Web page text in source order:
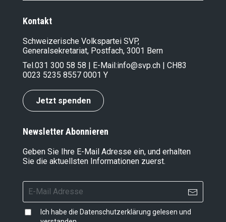
Kontakt
Schweizerische Volkspartei SVP,
Generalsekretariat, Postfach, 3001 Bern
Tel.031 300 58 58 | E-Mail:info@svp.ch | CH83
0023 5235 8557 0001 Y
Jetzt spenden
Newsletter Abonnieren
Geben Sie Ihre E-Mail Adresse ein, und erhalten
Sie die aktuellsten Informationen zuerst.
Ich habe die Datenschutzerklärung gelesen und